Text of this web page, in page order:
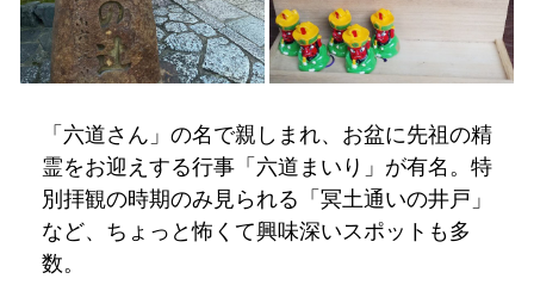
「六道さん」の名で親しまれ、お盆に先祖の精
霊をお迎えする行事「六道まいり」が有名。特
別拝観の時期のみ見られる「冥土通いの井戸」
など、ちょっと怖くて興味深いスポットも多
数。